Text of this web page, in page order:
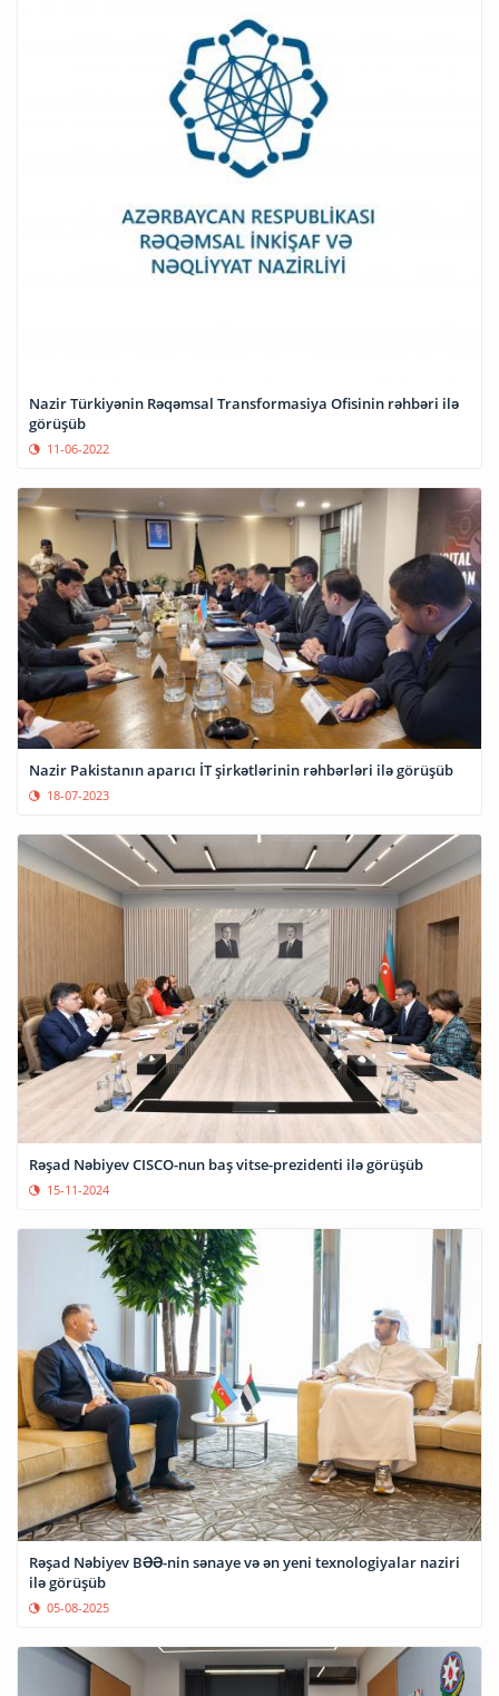
Nazir Türkiyənin Rəqəmsal Transformasiya Ofisinin rəhbəri ilə
görüşüb
11-06-2022
Nazir Pakistanın aparıcı İT şirkətlərinin rəhbərləri ilə görüşüb
18-07-2023
Rəşad Nəbiyev CISCO-nun baş vitse-prezidenti ilə görüşüb
15-11-2024
Rəşad Nəbiyev BƏƏ-nin sənaye və ən yeni texnologiyalar naziri
ilə görüşüb
05-08-2025